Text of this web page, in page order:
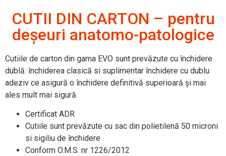
CUTII DIN CARTON – pentru
deșeuri anatomo-patologice
Cutiile de carton din gama EVO sunt prevăzute cu închidere
dublă: închiderea clasică si suplimentar închidere cu dublu
adeziv ce asigură o închidere definitivă superioară și mai
ales mult mai sigură.
Certificat ADR
Cutiile sunt prevăzute cu sac din polietilenă 50 microni
si sigiliu de închidere
Conform O.M.S. nr 1226/2012